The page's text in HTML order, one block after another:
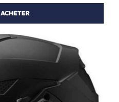
ACHETER